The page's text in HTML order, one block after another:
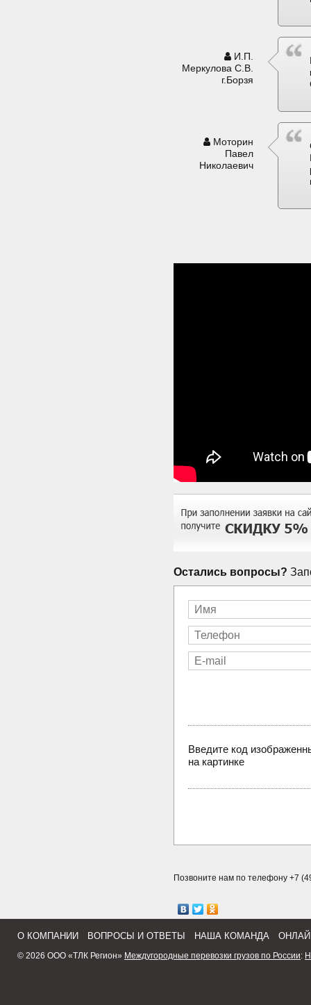
И.П.
Меркулова С.В.
г.Борзя
Моторин
Павел
Николаевич
Остались вопросы?
Введите код
на картинке
Позвоните нам по телефону +7
О КОМПАНИИ ВОПРОСЫ И ОТВЕТЫ НАША КОМАНДА
© 2026 ООО «ТЛК Регион» Междугородные перевозки грузов по России: